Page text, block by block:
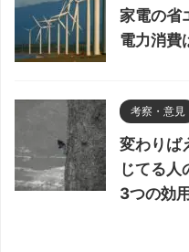
家電の省
電力消費
考察・意見
変わりば
じてる人
3つの効用